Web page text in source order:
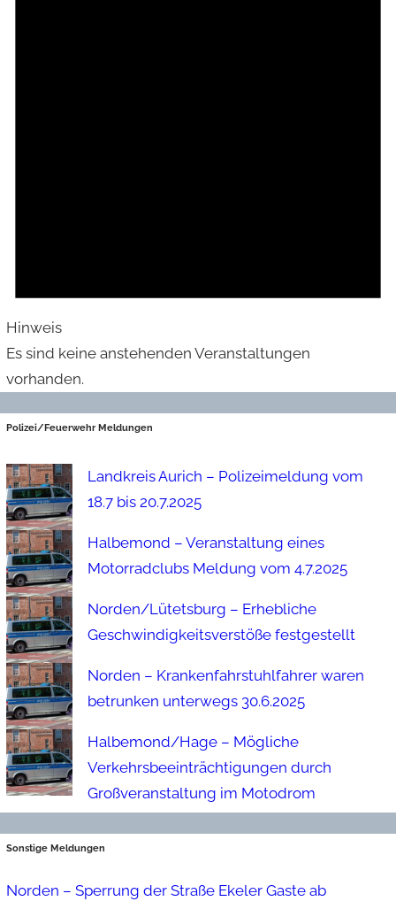
Hinweis
Es sind keine anstehenden Veranstaltungen
vorhanden.
Polizei/Feuerwehr Meldungen
Landkreis Aurich – Polizeimeldung vom
18.7 bis 20.7.2025
Halbemond – Veranstaltung eines
Motorradclubs Meldung vom 4.7.2025
Norden/Lütetsburg – Erhebliche
Geschwindigkeitsverstöße festgestellt
Norden – Krankenfahrstuhlfahrer waren
betrunken unterwegs 30.6.2025
Halbemond/Hage – Mögliche
Verkehrsbeeinträchtigungen durch
Großveranstaltung im Motodrom
Sonstige Meldungen
Norden – Sperrung der Straße Ekeler Gaste ab